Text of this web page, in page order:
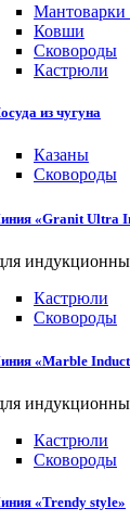
Ковши
Сковороды
Кастрюли
из чугуна
Казаны
Сковороды
«Granit Ultra
Кастрюли
Сковороды
«Marble
Кастрюли
Сковороды
«Trendy style»